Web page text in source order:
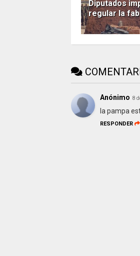
Diputados
regular la
Anónimo 8
la pampa
RESPONDER